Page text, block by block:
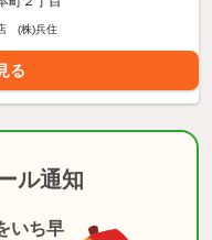
(株)兵住
る
ル通知
いち早